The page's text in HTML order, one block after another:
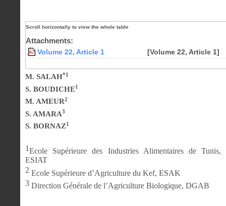
Attachments:
Volume 22, Article 1 [Volume 22, Article 1]
M. SALAH*1
S. BOUDICHE1
M. AMEUR2
S. AMARA3
S. BORNAZ1
1Ecole Supérieure des Industries Alimentaires de Tunis,
ESIAT
2 Ecole Supérieure d’Agriculture du Kef, ESAK
3 Direction Générale de l’Agriculture Biologique, DGAB